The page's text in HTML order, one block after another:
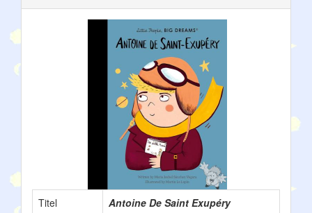
Titel
Antoine De Saint Exupéry